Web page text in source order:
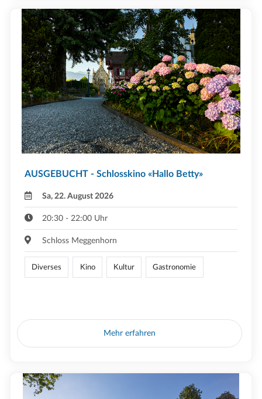
AUSGEBUCHT - Schlosskino «Hallo Betty»
Sa, 22. August 2026
20:30 - 22:00 Uhr
Schloss Meggenhorn
Diverses Kino Kultur Gastronomie
Mehr erfahren